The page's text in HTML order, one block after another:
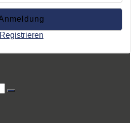
Registrieren